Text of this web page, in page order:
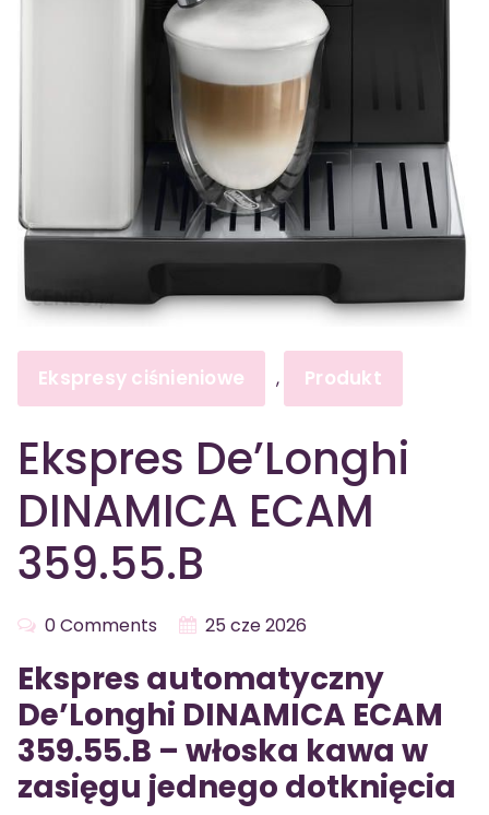
Ekspresy ciśnieniowe , Produkt
Ekspres De’Longhi
DINAMICA ECAM
359.55.B
0 Comments 25 cze 2026
Ekspres automatyczny
De’Longhi DINAMICA ECAM
359.55.B – włoska kawa w
zasięgu jednego dotknięcia